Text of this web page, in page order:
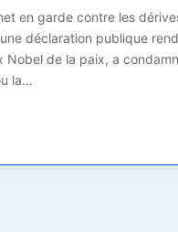
en garde contre les
déclaration publique
Nobel de la paix, a
la…